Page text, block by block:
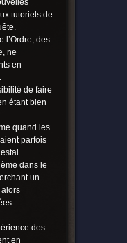
tutoriels de
l’Ordre, des
ne
en-
de faire
étant bien
quand les
parfois
dans le
un
des
en